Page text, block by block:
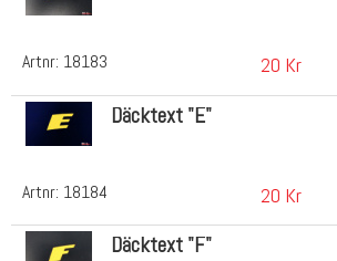
Artnr: 18183 20 Kr
Artnr: 18184
Däcktext "E"
20 Kr
Däcktext "F"